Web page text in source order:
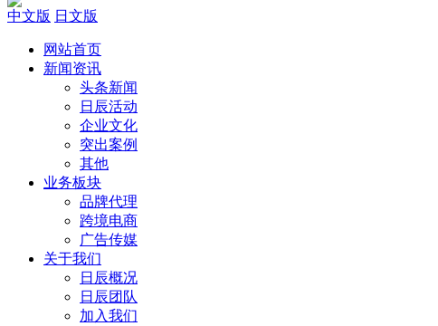
中文版 日文版
网站首页
新闻资讯
头条新闻
日辰活动
企业文化
突出案例
其他
业务板块
品牌代理
跨境电商
广告传媒
关于我们
日辰概况
日辰团队
加入我们